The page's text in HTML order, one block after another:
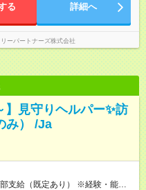
る 詳細へ
ーパートナーズ株式会社
】見守りヘルパー✨訪
み） /Ja
支給（既定あり） ※経験・能力を